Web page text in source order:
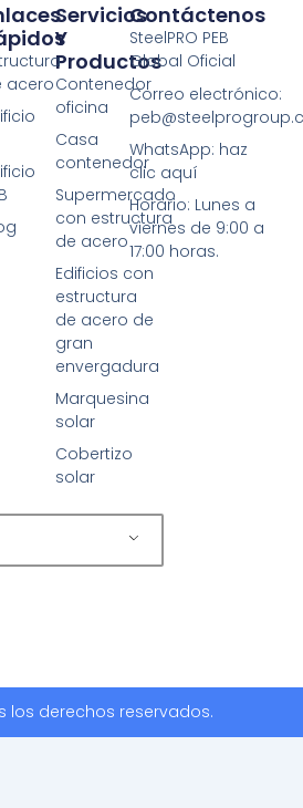
Servicios
Y
Productos
Contenedor
oficina
Casa
contenedor
Supermercado
con estructura
de acero
Edificios con
estructura
de acero de
gran
envergadura
Marquesina
solar
Cobertizo
solar
acero
Contáctenos
SteelPRO PEB
Global Oficial
Correo electrónico:
WhatsApp: haz
clic aquí
Horario: Lunes a
viernes de 9:00 a
17:00 horas.
los derechos reservados.